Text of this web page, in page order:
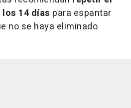
14 días para espantar
no se haya eliminado